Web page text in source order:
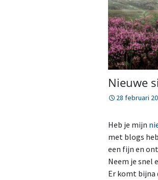
Mijn verhaal Lomi Lomi
Korte
iedereen
Chakra
voor nek,
schouders.
Zweedse
Nieuwe
28 februari
Heb je mijn
met blogs
een fijn en
Neem je snel
Er komt bijna